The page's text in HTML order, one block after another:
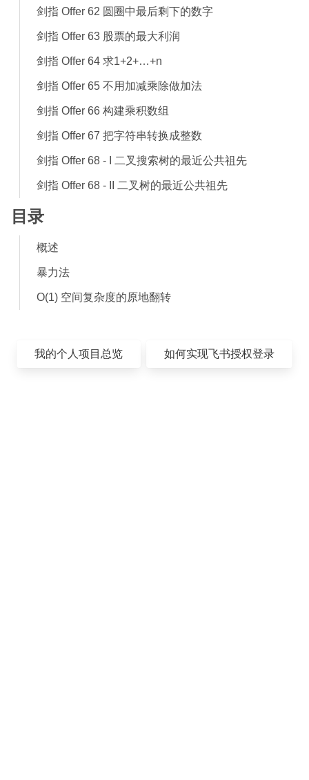
剑指 Offer 62 圆圈中最后剩下的数字
剑指 Offer 63 股票的最大利润
剑指 Offer 64 求1+2+…+n
剑指 Offer 65 不用加减乘除做加法
剑指 Offer 66 构建乘积数组
剑指 Offer 67 把字符串转换成整数
剑指 Offer 68 - I 二叉搜索树的最近公共祖先
剑指 Offer 68 - II 二叉树的最近公共祖先
目录
概述
暴力法
O(1) 空间复杂度的原地翻转
我的个人项目总览 如何实现飞书授权登录